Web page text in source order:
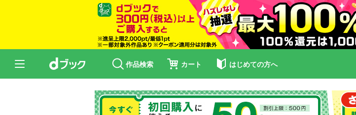
作品検索 カート はじめての方へ